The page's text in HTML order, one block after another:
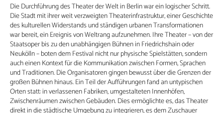
Die Durchführung des Theater der Welt in Berlin war ein logischer Schritt.
Die Stadt mit ihrer weit verzweigten Theaterinfrastruktur, einer Geschichte
des kulturellen Widerstands und ständigen urbanen Transformationen
war bereit, ein Ereignis von Weltrang aufzunehmen. Ihre Theater – von der
Staatsoper bis zu den unabhängigen Bühnen in Friedrichshain oder
Neukölln – boten dem Festival nicht nur physische Spielstätten, sondern
auch einen Kontext für die Kommunikation zwischen Formen, Sprachen
und Traditionen. Die Organisatoren gingen bewusst über die Grenzen der
großen Bühnen hinaus. Ein Teil der Aufführungen fand an untypischen
Orten statt: in verlassenen Fabriken, umgestalteten Innenhöfen,
Zwischenräumen zwischen Gebäuden. Dies ermöglichte es, das Theater
direkt in die städtische Umgebung zu integrieren, es dem Zuschauer